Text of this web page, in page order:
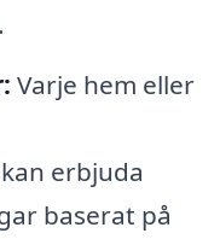
Varje hem eller
erbjuda
baserat på